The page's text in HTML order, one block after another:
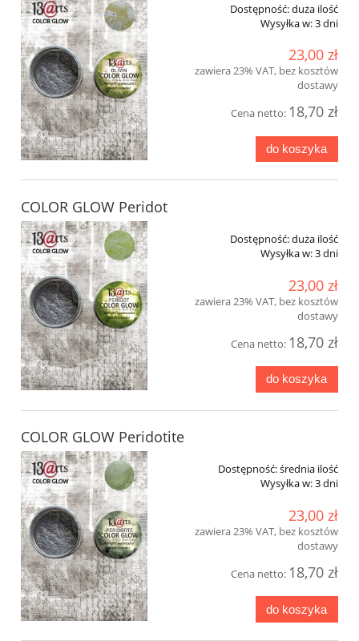
Dostępność:duża ilość
Wysyłka w:3 dni
23,00 zł
zawiera 23% VAT, bez kosztów
dostawy
Cena netto: 18,70 zł
do koszyka
COLOR GLOW Peridot
Dostępność:duża ilość
Wysyłka w:3 dni
23,00 zł
zawiera 23% VAT, bez kosztów
dostawy
Cena netto: 18,70 zł
do koszyka
COLOR GLOW Peridotite
Dostępność:średnia ilość
Wysyłka w:3 dni
23,00 zł
zawiera 23% VAT, bez kosztów
dostawy
Cena netto: 18,70 zł
do koszyka